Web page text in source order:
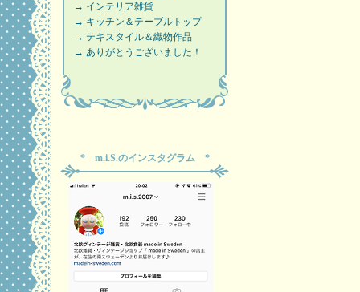
→ インテリア雑貨
→ キッチン＆テーブルトップ
→ テキスタイル＆織物作品
→ ありがとうございました！
* m.i.S.のインスタグラム *